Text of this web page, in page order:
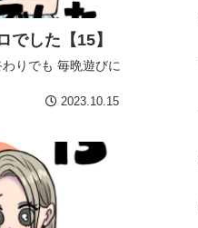
でした【15】
りでも 毎晩遊びに
2023.10.15